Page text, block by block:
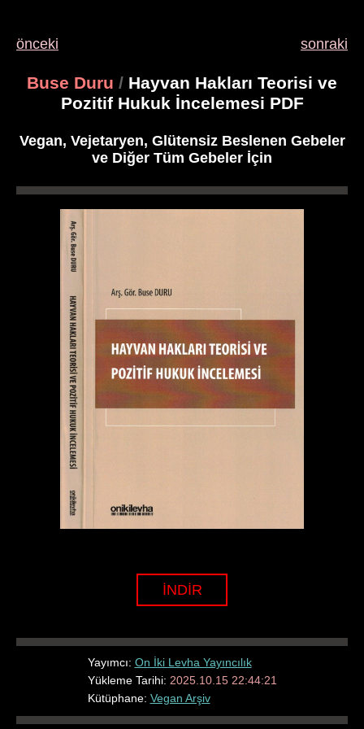
önceki sonraki
Buse Duru / Hayvan Hakları Teorisi ve
Pozitif Hukuk İncelemesi PDF
Vegan, Vejetaryen, Glütensiz Beslenen Gebeler
ve Diğer Tüm Gebeler İçin
İNDİR
Yayımcı: On İki Levha Yayıncılık
Yükleme Tarihi: 2025.10.15 22:44:21
Kütüphane: Vegan Arşiv